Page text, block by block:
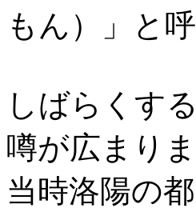
もん）」と
しばらくす
噂が広まりま
当時洛陽の